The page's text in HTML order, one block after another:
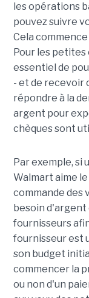
les opérations
pouvez suivre
Cela
Pour les
essentiel de
- et de recevoir
répondre à la
argent pour
chèques sont
Par exemple, si
Walmart aime
commande des
besoin d'argent
fournisseurs
fournisseur est
son budget
commencer la
ou non d'un